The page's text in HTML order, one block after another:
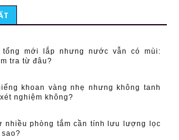
tổng mới lắp nhưng nước vẫn có mùi:
tra từ đâu?
khoan vàng nhẹ nhưng không tanh
nghiệm không?
nhiều phòng tắm cần tính lưu lượng lọc